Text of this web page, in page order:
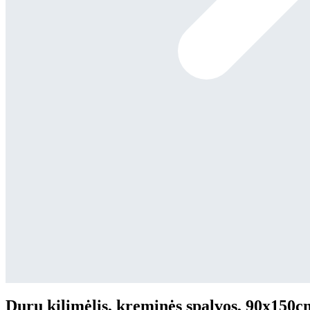
Durų kilimėlis, kreminės spalvos,